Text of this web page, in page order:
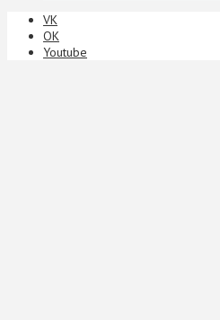
VK
ОК
Youtube